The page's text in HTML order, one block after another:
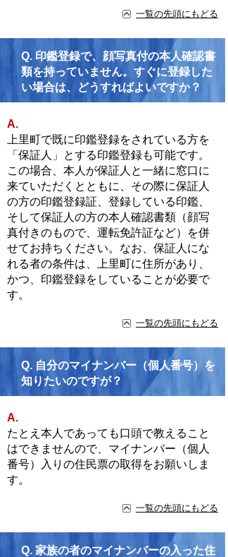
一覧の先頭にもどる
Q. 印鑑登録で、顔写真付の本人確認書
類を持っていません。すぐに登録した
い場合は、どうすればよいですか？
A.
上里町で既に印鑑登録をされている方を
「保証人」とする印鑑登録も可能です。
この場合、本人が保証人と一緒に窓口に
来ていただくとともに、その際に保証人
の方の印鑑登録証、登録している印鑑、
そして保証人の方の本人確認書類（顔写
真付きのもので、運転免許証など）を併
せてお持ちください。なお、保証人にな
れる者の条件は、上里町に住所があり、
かつ、印鑑登録をしていることが必要で
す。
一覧の先頭にもどる
Q. 自分のマイナンバー（個人番号）を
知りたいのですが？
A.
たとえ本人であっても口頭で教えること
はできませんので、マイナンバー（個人
番号）入りの住民票の取得をお願いしま
す。
一覧の先頭にもどる
Q. 家族の者のマイナンバーの入った住